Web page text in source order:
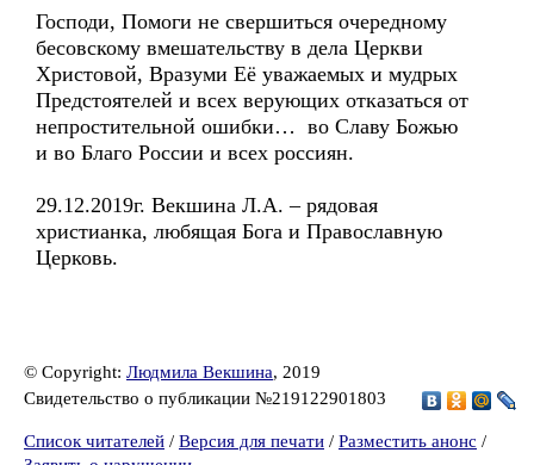
Господи, Помоги не свершиться очередному
бесовскому вмешательству в дела Церкви
Христовой, Вразуми Её уважаемых и мудрых
Предстоятелей и всех верующих отказаться от
непростительной ошибки… во Славу Божью
и во Благо России и всех россиян.
29.12.2019г. Векшина Л.А. – рядовая
христианка, любящая Бога и Православную
Церковь.
© Copyright: Людмила Векшина, 2019
Свидетельство о публикации №219122901803
Список читателей / Версия для печати / Разместить анонс /